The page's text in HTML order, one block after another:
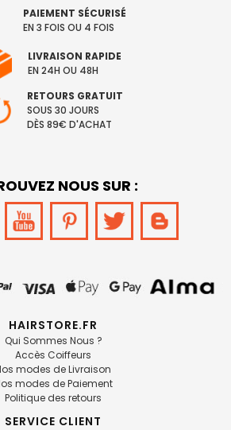
PAIEMENT SÉCURISÉ
EN 3 FOIS OU 4 FOIS
LIVRAISON RAPIDE
EN 24H OU 48H
RETOURS GRATUIT
SOUS 30 JOURS
DÈS 89€ D'ACHAT
NOUS SUR :
HAIRSTORE.FR
Qui Sommes Nous ?
Accès Coiffeurs
modes de Livraison
modes de Paiement
Politique des retours
SERVICE CLIENT